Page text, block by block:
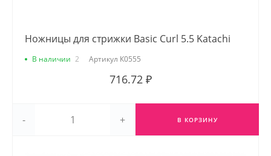
Ножницы для стрижки Basic Curl 5.5 Katachi
В наличии 2 Артикул К0555
716.72 ₽
- + В КОРЗИНУ